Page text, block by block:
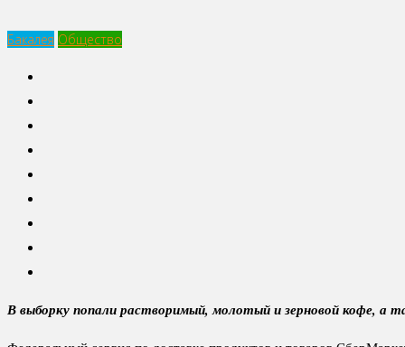
Бакалея Общество
В выборку попали растворимый, молотый и зерновой кофе, а